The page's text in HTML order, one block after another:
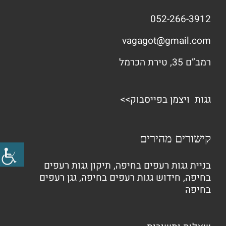
052-266-3912
vagagot@gmail.com
רמב”ם 35, טירת הכרמל
גגות ויצמן בפייסבוק>>
קישורים מהירים
בניית גגות רעפים בחיפה, תיקון גגות רעפים
בחיפה, חידוש גגות רעפים בחיפה,גגן רעפים
בחיפה